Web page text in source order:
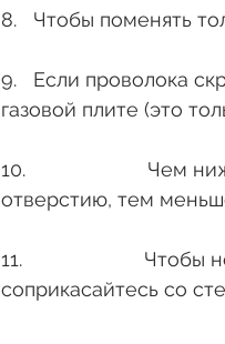
8.   Чтобы поменять
9.   Если проволока
газовой плите (это
10.
отверстию, тем
11.
соприкасайтесь со